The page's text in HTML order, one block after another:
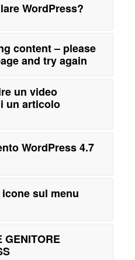
WordPress?
content – please
and try again
un video
un articolo
WordPress 4.7
sul menu
GENITORE